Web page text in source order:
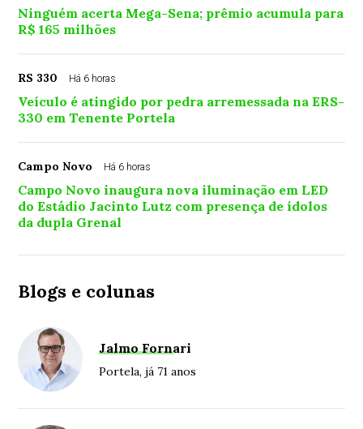
Ninguém acerta Mega-Sena; prêmio acumula para
R$ 165 milhões
RS 330 Há 6 horas
Veículo é atingido por pedra arremessada na ERS-
330 em Tenente Portela
Campo Novo Há 6 horas
Campo Novo inaugura nova iluminação em LED
do Estádio Jacinto Lutz com presença de ídolos
da dupla Grenal
Blogs e colunas
Jalmo Fornari
Portela, já 71 anos